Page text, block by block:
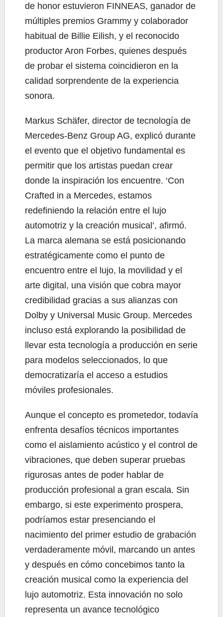
de honor estuvieron FINNEAS, ganador de
múltiples premios Grammy y colaborador
habitual de Billie Eilish, y el reconocido
productor Aron Forbes, quienes después
de probar el sistema coincidieron en la
calidad sorprendente de la experiencia
sonora.
Markus Schäfer, director de tecnología de
Mercedes-Benz Group AG, explicó durante
el evento que el objetivo fundamental es
permitir que los artistas puedan crear
donde la inspiración los encuentre. ‘Con
Crafted in a Mercedes, estamos
redefiniendo la relación entre el lujo
automotriz y la creación musical’, afirmó.
La marca alemana se está posicionando
estratégicamente como el punto de
encuentro entre el lujo, la movilidad y el
arte digital, una visión que cobra mayor
credibilidad gracias a sus alianzas con
Dolby y Universal Music Group. Mercedes
incluso está explorando la posibilidad de
llevar esta tecnología a producción en serie
para modelos seleccionados, lo que
democratizaría el acceso a estudios
móviles profesionales.
Aunque el concepto es prometedor, todavía
enfrenta desafíos técnicos importantes
como el aislamiento acústico y el control de
vibraciones, que deben superar pruebas
rigurosas antes de poder hablar de
producción profesional a gran escala. Sin
embargo, si este experimento prospera,
podríamos estar presenciando el
nacimiento del primer estudio de grabación
verdaderamente móvil, marcando un antes
y después en cómo concebimos tanto la
creación musical como la experiencia del
lujo automotriz. Esta innovación no solo
representa un avance tecnológico